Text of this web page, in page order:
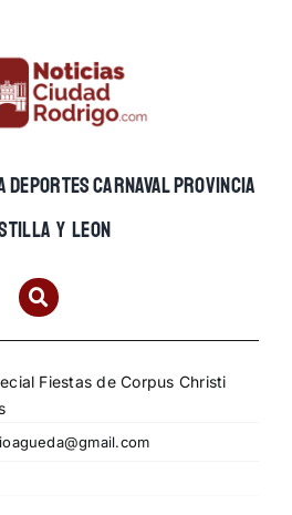
DEPORTESCARNAVALPROVINCIA
Y LEON
Fiestas de Corpus Christi